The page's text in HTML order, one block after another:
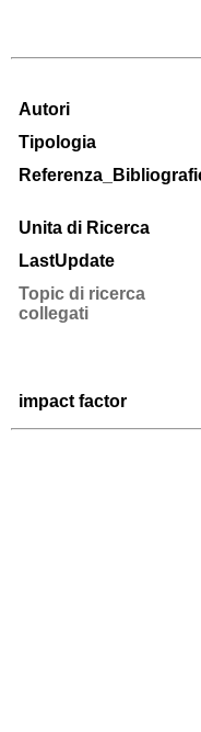
Autori
Tipologia
Unita di Ricerca
LastUpdate
Topic di ricerca
collegati
impact factor